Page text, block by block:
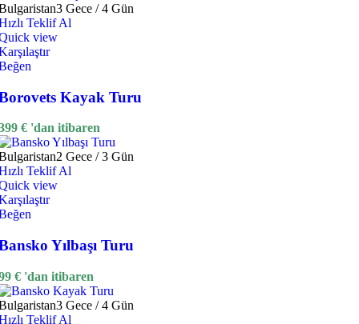
3 Gece / 4 Gün
Teklif Al
view
Kayak Turu
€ 'dan itibaren
2 Gece / 3 Gün
Teklif Al
view
Yılbaşı Turu
€ 'dan itibaren
3 Gece / 4 Gün
Teklif Al